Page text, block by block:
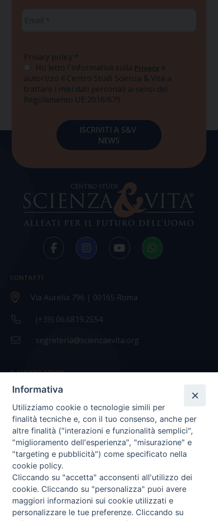
Privacy policy *
Ho letto l'informativa sulla Privacy e
autorizzo il Centro Studi Scienza & Vita a
trattare i miei dati personali ai sensi del
Regolamento UE 2016/679
CONTATTI
Via Aurelia 796 | 00165 Roma
(+39) 06.6819.2554
segreteria@scienzaevita.org
IL CENTRO STUDI
La nostra storia
Statuto
Presidenza e ufficio presidenza
Consiglio scientifico
Coordinamento nazionale
Informativa
Utilizziamo cookie o tecnologie simili per
finalità tecniche e, con il tuo consenso, anche per
altre finalità ("interazioni e funzionalità semplici",
"miglioramento dell'esperienza", "misurazione" e
"targeting e pubblicità") come specificato nella
cookie policy.
Cliccando su "accetta" acconsenti all'utilizzo dei
cookie. Cliccando su "personalizza" puoi avere
maggiori informazioni sui cookie utilizzati e
personalizzare le tue preferenze. Cliccando su